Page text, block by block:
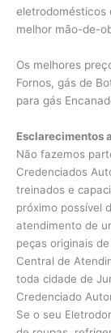
eletrodomésticos
melhor mão-de-
Os melhores
Fornos, gás de
para gás
Esclarecimentos
Não fazemos
Credenciados
treinados e
próximo possível
atendimento de
peças originais
Central de
toda cidade de
Credenciado
Se o seu